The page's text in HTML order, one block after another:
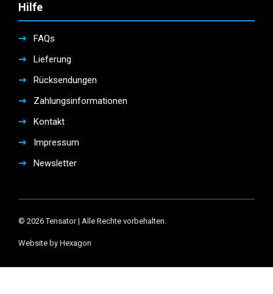
Hilfe
FAQs
Lieferung
Rücksendungen
Zahlungsinformationen
Kontakt
Impressum
Newsletter
© 2026 Tensator | Alle Rechte vorbehalten.
Website by Hexagon